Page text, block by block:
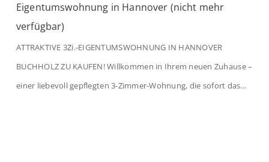
Eigentumswohnung in Hannover (nicht mehr
verfügbar)
ATTRAKTIVE 3Zi.-EIGENTUMSWOHNUNG IN HANNOVER
BUCHHOLZ ZU KAUFEN! Willkommen in Ihrem neuen Zuhause –
einer liebevoll gepflegten 3-Zimmer-Wohnung, die sofort das